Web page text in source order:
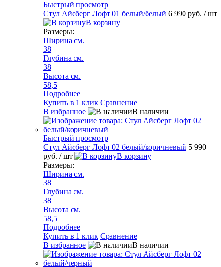
Быстрый просмотр
Стул Айсберг Лофт 01 белый/белый 6 990 руб. / шт
В корзину
Размеры:
Ширина см.
38
Глубина см.
38
Высота см.
58,5
Подробнее
Купить в 1 клик Сравнение
В избранное
В наличии
Быстрый просмотр
Стул Айсберг Лофт 02 белый/коричневый 5 990
руб. / шт
В корзину
Размеры:
Ширина см.
38
Глубина см.
38
Высота см.
58,5
Подробнее
Купить в 1 клик Сравнение
В избранное
В наличии